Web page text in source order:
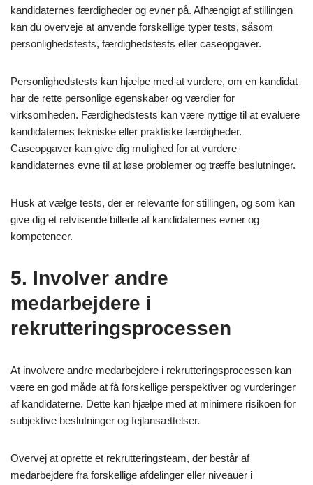
kandidaternes færdigheder og evner på. Afhængigt af stillingen
kan du overveje at anvende forskellige typer tests, såsom
personlighedstests, færdighedstests eller caseopgaver.
Personlighedstests kan hjælpe med at vurdere, om en kandidat
har de rette personlige egenskaber og værdier for
virksomheden. Færdighedstests kan være nyttige til at evaluere
kandidaternes tekniske eller praktiske færdigheder.
Caseopgaver kan give dig mulighed for at vurdere
kandidaternes evne til at løse problemer og træffe beslutninger.
Husk at vælge tests, der er relevante for stillingen, og som kan
give dig et retvisende billede af kandidaternes evner og
kompetencer.
5. Involver andre
medarbejdere i
rekrutteringsprocessen
At involvere andre medarbejdere i rekrutteringsprocessen kan
være en god måde at få forskellige perspektiver og vurderinger
af kandidaterne. Dette kan hjælpe med at minimere risikoen for
subjektive beslutninger og fejlansættelser.
Overvej at oprette et rekrutteringsteam, der består af
medarbejdere fra forskellige afdelinger eller niveauer i